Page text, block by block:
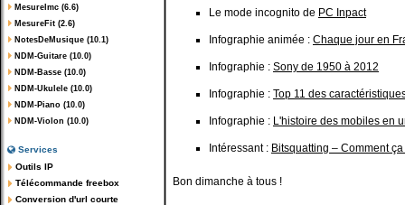
MesureImc (6.6)
MesureFit (2.6)
NotesDeMusique (10.1)
NDM-Guitare (10.0)
NDM-Basse (10.0)
NDM-Ukulele (10.0)
NDM-Piano (10.0)
NDM-Violon (10.0)
Services
Outils IP
Télécommande freebox
Conversion d'url courte
Le mode incognito de PC Inpact
Infographie animée : Chaque jour en
Infographie : Sony de 1950 à 2012
Infographie : Top 11 des
Infographie : L'histoire des mobiles en
Intéressant : Bitsquatting – Comment
Bon dimanche à tous !